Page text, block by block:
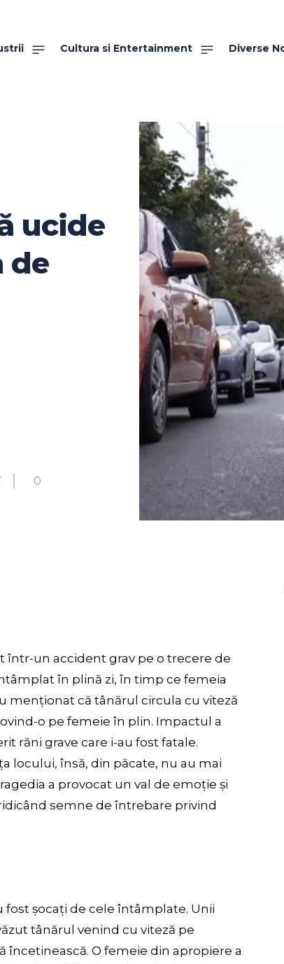
Cultura si Entertainment Diverse
ucide
de
0
într-un accident grav pe o trecere de
în plină zi, în timp ce femeia
menționat că tânărul circula cu viteză
o pe femeie în plin. Impactul a
răni grave care i-au fost fatale.
locului, însă, din păcate, nu au mai
a provocat un val de emoție și
semne de întrebare privind
șocați de cele întâmplate. Unii
tânărul venind cu viteză pe
încetinească. O femeie din apropiere a